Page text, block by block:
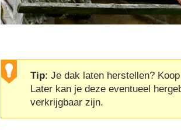
Tip: Je dak laten herstellen?
Later kan je deze eventueel
verkrijgbaar zijn.